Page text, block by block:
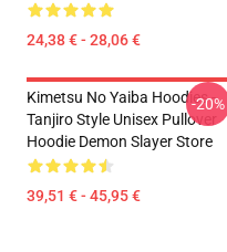
24,38 € - 28,06 €
Kimetsu No Yaiba Hoodies -
Tanjiro Style Unisex Pullover
Hoodie Demon Slayer Store
39,51 € - 45,95 €
-20%